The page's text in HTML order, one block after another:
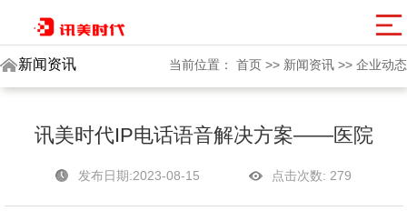
讯美网群
当前位置： 首页 >> 新闻资讯 >> 企业动态
新闻资讯
讯美时代IP电话语音解决方案——医院
发布日期:2023-08-15 点击次数: 279